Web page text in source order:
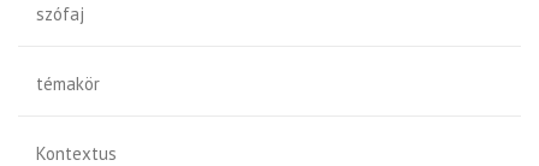
szófaj
témakör
Kontextus